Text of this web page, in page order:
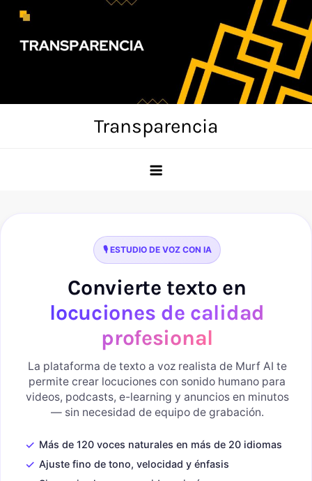
Skip
content
Transparencia
🎙️ ESTUDIO DE VOZ CON IA
Convierte texto en
locuciones de calidad
profesional
La plataforma de texto a voz realista de Murf AI te
permite crear locuciones con sonido humano para
videos, podcasts, e-learning y anuncios en minutos
— sin necesidad de equipo de grabación.
✓ Más de 120 voces naturales en más de 20 idiomas
✓ Ajuste fino de tono, velocidad y énfasis